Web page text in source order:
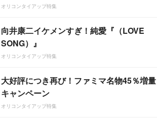
オリコンタイアップ特集
向井康二イケメンすぎ！純愛『（LOVE
SONG）』
オリコンタイアップ特集
大好評につき再び！ファミマ名物45％増量
キャンペーン
オリコンタイアップ特集